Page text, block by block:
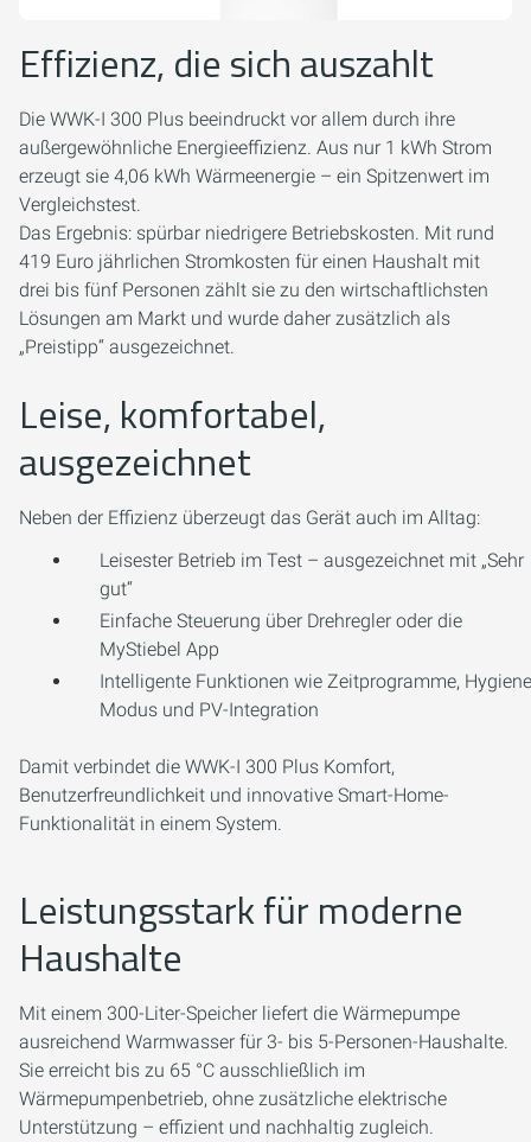
Effizienz, die sich auszahlt
Die WWK-I 300 Plus beeindruckt vor allem durch ihre
außergewöhnliche Energieeffizienz. Aus nur 1 kWh Strom
erzeugt sie 4,06 kWh Wärmeenergie – ein Spitzenwert im
Vergleichstest.
Das Ergebnis: spürbar niedrigere Betriebskosten. Mit rund
419 Euro jährlichen Stromkosten für einen Haushalt mit
drei bis fünf Personen zählt sie zu den wirtschaftlichsten
Lösungen am Markt und wurde daher zusätzlich als
„Preistipp“ ausgezeichnet.
Leise, komfortabel,
ausgezeichnet
Neben der Effizienz überzeugt das Gerät auch im Alltag:
Leisester Betrieb im Test – ausgezeichnet mit „Sehr
gut“
Einfache Steuerung über Drehregler oder die
MyStiebel App
Intelligente Funktionen wie Zeitprogramme,
Modus und PV-Integration
Damit verbindet die WWK-I 300 Plus Komfort,
Benutzerfreundlichkeit und innovative Smart-Home-
Funktionalität in einem System.
Leistungsstark für moderne
Haushalte
Mit einem 300-Liter-Speicher liefert die Wärmepumpe
ausreichend Warmwasser für 3- bis 5-Personen-Haushalte.
Sie erreicht bis zu 65 °C ausschließlich im
Wärmepumpenbetrieb, ohne zusätzliche elektrische
Unterstützung – effizient und nachhaltig zugleich.